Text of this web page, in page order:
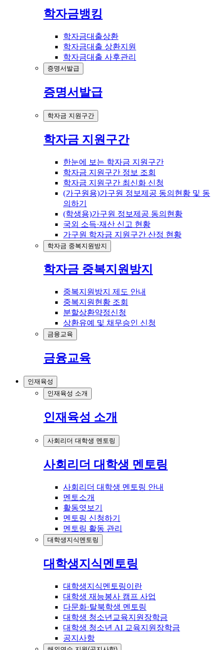
학자금뱅킹
학자금대출상환
학자금대출 상환지원
학자금대출 사후관리
증명서발급
증명서발급
학자금 지원구간
학자금 지원구간
한눈에 보는 학자금 지원구간
학자금 지원구간 정보 조회
학자금 지원구간 최신화 신청
(가구원용)가구원 정보제공 동의현황 및 동
의하기
(학생용)가구원 정보제공 동의현황
국외 소득·재산 신고 현황
가구원 학자금 지원구간 산정 현황
학자금 중복지원방지
학자금 중복지원방지
중복지원방지 제도 안내
중복지원현황 조회
분할상환약정신청
상환유예 및 채무승인 신청
금융교육
금융교육
인재육성
인재육성 소개
인재육성 소개
사회리더 대학생 멘토링
사회리더 대학생 멘토링
사회리더 대학생 멘토링 안내
멘토소개
활동엿보기
멘토링 신청하기
멘토링 활동 관리
대학생지식멘토링
대학생지식멘토링
대학생지식멘토링이란
대학생 재능봉사 캠프 사업
다문화·탈북학생 멘토링
대학생 청소년교육지원장학금
대학생 청소년 AI 교육지원장학금
공지사항